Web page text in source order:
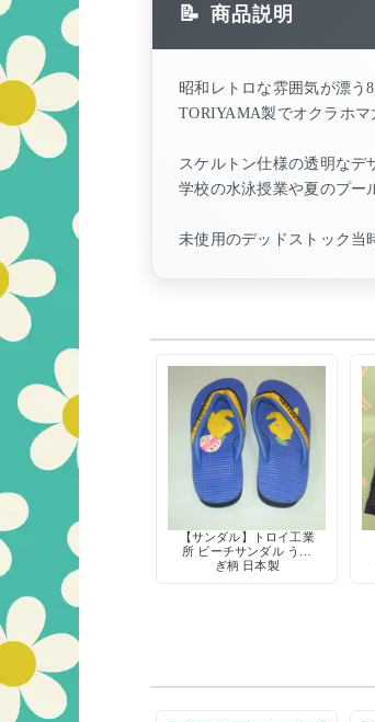
商品説明
昭和レトロな雰囲気が漂う
TORIYAMA製でオクラホ
スケルトン仕様の透明なデ
学校の水泳授業や夏のプー
未使用のデッドストック当
【サンダル】トロイ工業
所 ビーチサンダル うさ
ぎ柄 日本製